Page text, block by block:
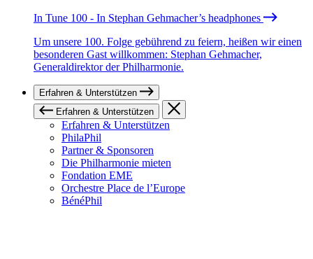
In Tune 100 - In Stephan Gehmacher’s headphones
Um unsere 100. Folge gebührend zu feiern, heißen wir einen
besonderen Gast willkommen: Stephan Gehmacher,
Generaldirektor der Philharmonie.
Erfahren & Unterstützen
Erfahren & Unterstützen
Erfahren & Unterstützen
PhilaPhil
Partner & Sponsoren
Die Philharmonie mieten
Fondation EME
Orchestre Place de l’Europe
BénéPhil